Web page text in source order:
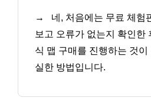
→
네, 처음에는 무료 체험
보고 오류가 없는지 확인한
식 맵 구매를 진행하는 것
실한 방법입니다.